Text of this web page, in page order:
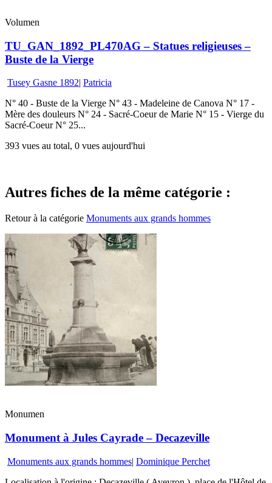
Volumen
TU_GAN_1892_PL470AG – Statues religieuses –
Buste de la Vierge
Tusey Gasne 1892| Patricia
N° 40 - Buste de la Vierge N° 43 - Madeleine de Canova N° 17 -
Mère des douleurs N° 24 - Sacré-Coeur de Marie N° 15 - Vierge du
Sacré-Coeur N° 25...
393 vues au total, 0 vues aujourd'hui
Autres fiches de la même catégorie :
Retour à la catégorie Monuments aux grands hommes
Monumen
Monument à Jules Cayrade – Decazeville
Monuments aux grands hommes| Dominique Perchet